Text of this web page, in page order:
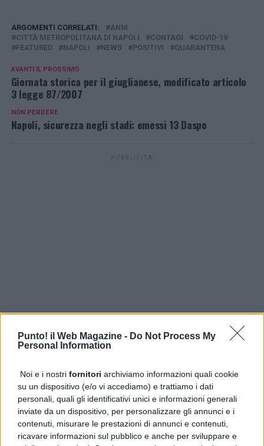
Punto! il Web Magazine - Do Not Process My
Personal Information
Noi e i nostri fornitori archiviamo informazioni quali cookie
su un dispositivo (e/o vi accediamo) e trattiamo i dati
personali, quali gli identificativi unici e informazioni generali
inviate da un dispositivo, per personalizzare gli annunci e i
contenuti, misurare le prestazioni di annunci e contenuti,
ricavare informazioni sul pubblico e anche per sviluppare e
ARGOMENTI CORRELATI:
ANM
CITTÀ METROPOLITANA DI NAPOLI
CONTAGI
COVID-19
FEATURED
NAPOLI NEWS POSITIVI QUARANTENA
AVANTI IL ​​PROSSIMO
Giornata storica per il giuglianese, modificato articolo
3 legge 87/2007
NON PERDERE
Napoli, sicurezza negli stadi: emessi 13 Daspo
PUBBLICITÀ